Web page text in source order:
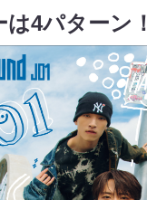
は4パターン！